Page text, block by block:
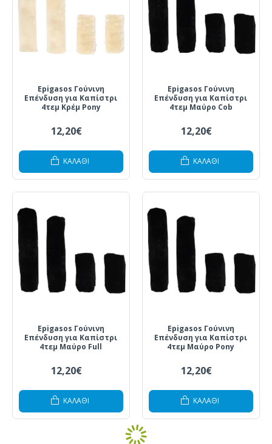
Epigasos Γούνινη
Επένδυση για Καπίστρι
4τεμ Κρέμ Pony
12,20€
ΚΑΛΆΘΙ
Epigasos Γούνινη
Επένδυση για Καπίστρι
4τεμ Μαύρο Cob
12,20€
ΚΑΛΆΘΙ
Epigasos Γούνινη
Επένδυση για Καπίστρι
4τεμ Μαύρο Full
12,20€
ΚΑΛΆΘΙ
Epigasos Γούνινη
Επένδυση για Καπίστρι
4τεμ Μαύρο Pony
12,20€
ΚΑΛΆΘΙ